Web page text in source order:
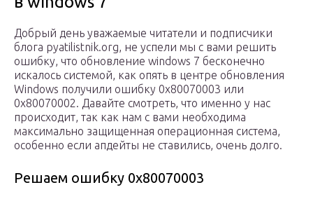
Добрый день уважаемые читатели и подписчики
блога pyatilistnik.org, не успели мы с вами решить
ошибку, что обновление windows 7 бесконечно
искалось системой, как опять в центре обновления
Windows получили ошибку 0x80070003 или
0x80070002. Давайте смотреть, что именно у нас
происходит, так как нам с вами необходима
максимально защищенная операционная система,
особенно если апдейты не ставились, очень долго.
Решаем ошибку 0x80070003